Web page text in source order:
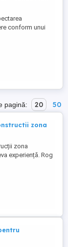
conform unui
mentenanţei
lucrări primite; -
necesare
pagină: 20 50
zona
zona
experiență. Rog